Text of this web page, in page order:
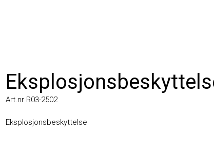
Eksplosjonsbeskyttelse
Art.nr R03-2502
Eksplosjonsbeskyttelse